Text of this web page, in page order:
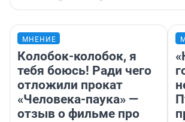
МНЕНИЕ
Колобок-колобок, я
тебя боюсь! Ради чего
отложили прокат
«Человека-паука» —
отзыв о фильме про